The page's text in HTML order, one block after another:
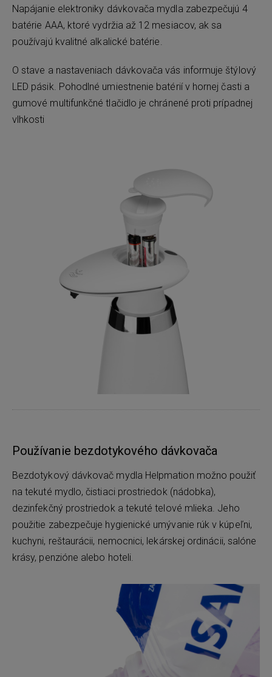
Napájanie elektroniky dávkovača mydla zabezpečujú 4
batérie AAA, ktoré vydržia až 12 mesiacov, ak sa
používajú kvalitné alkalické batérie.
O stave a nastaveniach dávkovača vás informuje štýlový
LED pásik. Pohodlné umiestnenie batérií v hornej časti a
gumové multifunkčné tlačidlo je chránené proti prípadnej
vlhkosti
Používanie bezdotykového dávkovača
Bezdotykový dávkovač mydla Helpmation možno použiť
na tekuté mydlo, čistiaci prostriedok (nádobka),
dezinfekčný prostriedok a tekuté telové mlieka. Jeho
použitie zabezpečuje hygienické umývanie rúk v kúpeľni,
kuchyni, reštaurácii, nemocnici, lekárskej ordinácii, salóne
krásy, penzióne alebo hoteli.